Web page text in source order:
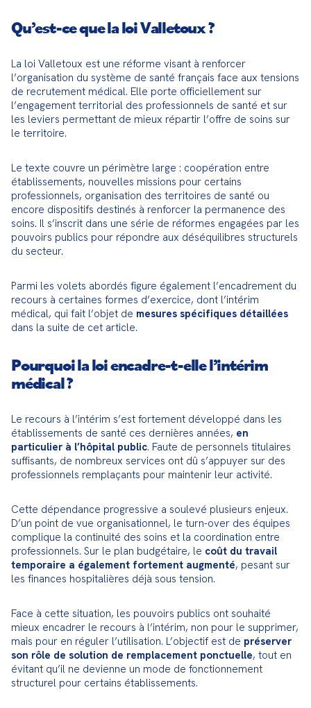
Qu’est-ce que la loi Valletoux ?
La loi Valletoux est une réforme visant à renforcer
l’organisation du système de santé français face aux tensions
de recrutement médical. Elle porte officiellement sur
l’engagement territorial des professionnels de santé et sur
les leviers permettant de mieux répartir l’offre de soins sur
le territoire.
Le texte couvre un périmètre large : coopération entre
établissements, nouvelles missions pour certains
professionnels, organisation des territoires de santé ou
encore dispositifs destinés à renforcer la permanence des
soins. Il s’inscrit dans une série de réformes engagées par les
pouvoirs publics pour répondre aux déséquilibres structurels
du secteur.
Parmi les volets abordés figure également l’encadrement du
recours à certaines formes d’exercice, dont l’intérim
médical, qui fait l’objet de mesures spécifiques détaillées
dans la suite de cet article.
Pourquoi la loi encadre-t-elle l’intérim
médical ?
Le recours à l’intérim s’est fortement développé dans les
établissements de santé ces dernières années, en
particulier à l’hôpital public. Faute de personnels titulaires
suffisants, de nombreux services ont dû s’appuyer sur des
professionnels remplaçants pour maintenir leur activité.
Cette dépendance progressive a soulevé plusieurs enjeux.
D’un point de vue organisationnel, le turn-over des équipes
complique la continuité des soins et la coordination entre
professionnels. Sur le plan budgétaire, le coût du travail
temporaire a également fortement augmenté, pesant sur
les finances hospitalières déjà sous tension.
Face à cette situation, les pouvoirs publics ont souhaité
mieux encadrer le recours à l’intérim, non pour le supprimer,
mais pour en réguler l’utilisation. L’objectif est de préserver
son rôle de solution de remplacement ponctuelle, tout en
évitant qu’il ne devienne un mode de fonctionnement
structurel pour certains établissements.